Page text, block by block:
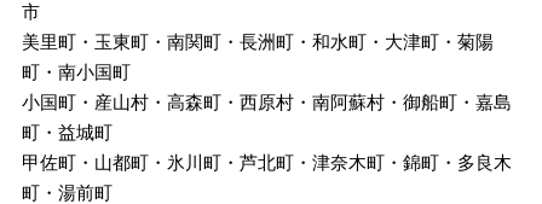
市
美里町・玉東町・南関町・長洲町・和水町・大津町・菊陽
町・南小国町
小国町・産山村・高森町・西原村・南阿蘇村・御船町・嘉島
町・益城町
甲佐町・山都町・氷川町・芦北町・津奈木町・錦町・多良木
町・湯前町